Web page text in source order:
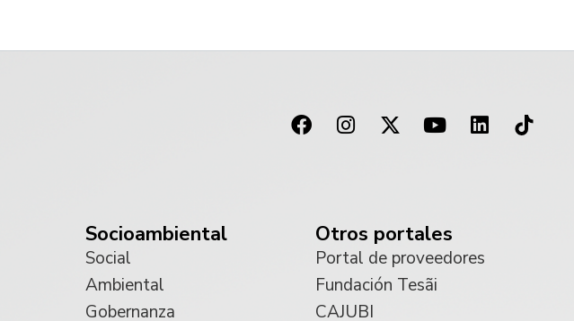
Socioambiental
Social
Ambiental
Gobernanza
Otros portales
Portal de proveedores
Fundación Tesãi
CAJUBI